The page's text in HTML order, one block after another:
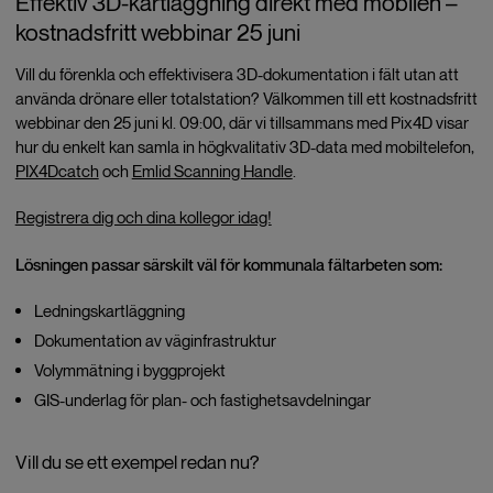
kostnadsfritt webbinar 25 juni
Vill du förenkla och effektivisera 3D-dokumentation i fält utan att
använda drönare eller totalstation? Välkommen till ett kostnadsfritt
webbinar den 25 juni kl. 09:00, där vi tillsammans med Pix4D visar
hur du enkelt kan samla in högkvalitativ 3D-data med mobiltelefon,
PIX4Dcatch och Emlid Scanning Handle.
Registrera dig och dina kollegor idag!
Lösningen passar särskilt väl för kommunala fältarbeten som:
Ledningskartläggning
Dokumentation av väginfrastruktur
Volymmätning i byggprojekt
GIS-underlag för plan- och fastighetsavdelningar
Vill du se ett exempel redan nu?